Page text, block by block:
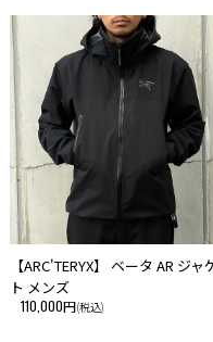
【ARC'TERYX】 ベータ AR ジャ
ト メンズ
110,000円(税込)